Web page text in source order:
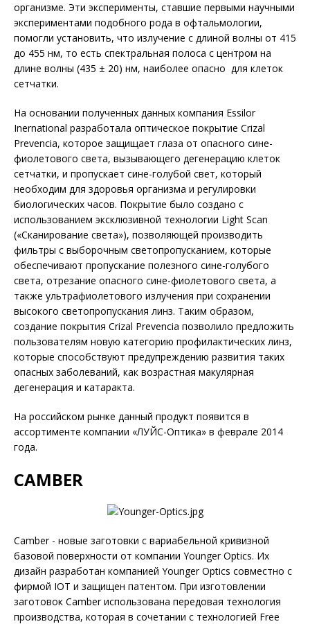
организме. Эти эксперименты, ставшие первыми научными
экспериментами подобного рода в офтальмологии,
помогли установить, что излучение с длиной волны от 415
до 455 нм, то есть спектральная полоса с центром на
длине волны (435 ± 20) нм, наиболее опасно для клеток
сетчатки.
На основании полученных данных компания Essilor
Inernational разработала оптическое покрытие Crizal
Prevencia, которое защищает глаза от опасного сине-
фиолетового света, вызывающего дегенерацию клеток
сетчатки, и пропускает сине-голубой свет, который
необходим для здоровья организма и регулировки
биологических часов. Покрытие было создано с
использованием эксклюзивной технологии Light Scan
(«Сканирование света»), позволяющей производить
фильтры с выборочным светопропусканием, которые
обеспечивают пропускание полезного сине-голубого
света, отрезание опасного сине-фиолетового света, а
также ультрафиолетового излучения при сохранении
высокого светопропускания линз. Таким образом,
создание покрытия Crizal Prevencia позволило предложить
пользователям новую категорию профилактических линз,
которые способствуют предупреждению развития таких
опасных заболеваний, как возрастная макулярная
дегенерация и катаракта.
На российском рынке данный продукт появится в
ассортименте компании «ЛУЙС-Оптика» в феврале 2014
года.
CAMBER
Camber - новые заготовки с вариабельной кривизной
базовой поверхности от компании Younger Optics. Их
дизайн разработан компанией Younger Optics совместно с
фирмой IOT и защищен патентом. При изготовлении
заготовок Camber использована передовая технология
производства, которая в сочетании с технологией Free